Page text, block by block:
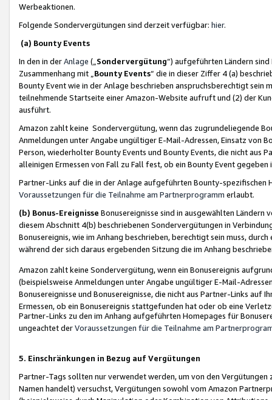
Werbeaktionen.
Folgende Sondervergütungen sind derzeit verfügbar: hier.
(a) Bounty Events
In den in derAnlage („ Sondervergütung“) aufgeführten Ländern
Zusammenhang mit „ Bounty Events“ die in dieser Ziffer 4 (a)
Bounty Event wie in der Anlage beschrieben anspruchsberechtigt sein
teilnehmende Startseite einer Amazon-Website aufruft und (2) der
ausführt.
Amazon zahlt keine Sondervergütung, wenn das zugrundeliegende
Anmeldungen unter Angabe ungültiger E-Mail-Adressen, Einsatz von
Person, wiederholter Bounty Events und Bounty Events, die nicht
alleinigen Ermessen von Fall zu Fall fest, ob ein Bounty Event
Partner-Links auf die in der Anlage aufgeführten Bounty-spezifischen
Voraussetzungen für die Teilnahme am Partnerprogramm erlaubt.
(b) Bonus-Ereignisse Bonusereignisse sind in ausgewählten Ländern
diesem Abschnitt 4(b) beschriebenen Sondervergütungen in
Bonusereignis, wie im Anhang beschrieben, berechtigt sein muss,
während der sich daraus ergebenden Sitzung die im Anhang
Amazon zahlt keine Sondervergütung, wenn ein Bonusereignis
(beispielsweise Anmeldungen unter Angabe ungültiger E-Mail-
Bonusereignisse und Bonusereignisse, die nicht aus Partner-Links auf
Ermessen, ob ein Bonusereignis stattgefunden hat oder ob eine
Partner-Links zu den im Anhang aufgeführten Homepages für
ungeachtet derVoraussetzungen für die Teilnahme am
5. Einschränkungen in Bezug auf Vergütungen
Partner-Tags sollten nur verwendet werden, um von den
Namen handelt) versuchst, Vergütungen sowohl vom Amazon